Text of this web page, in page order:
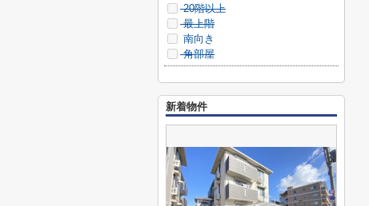
20階以上
最上階
南向き
角部屋
新着物件